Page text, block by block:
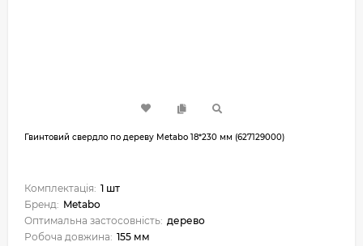
Гвинтовий свердло по дереву Metabo 18*230 мм (627129000)
Комплектація: 1 шт
Бренд: Metabo
Оптимальна застосовність: дерево
Робоча довжина: 155 мм